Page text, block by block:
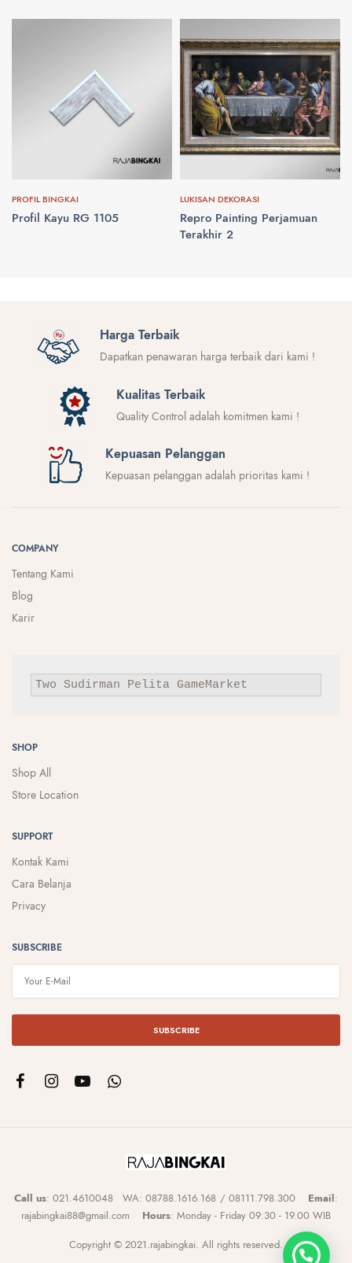
PROFIL BINGKAI
Profil Kayu RG 1105
LUKISAN DEKORASI
Repro Painting Perjamuan
Terakhir 2
Harga Terbaik
Dapatkan penawaran harga terbaik dari kami !
Kualitas Terbaik
Quality Control adalah komitmen kami !
Kepuasan Pelanggan
Kepuasan pelanggan adalah prioritas kami !
COMPANY
Tentang Kami
Blog
Karir
Two Sudirman Pelita GameMarket
SHOP
Shop All
Store Location
SUPPORT
Kontak Kami
Cara Belanja
Privacy
SUBSCRIBE
SUBSCRIBE
Call us: 021.4610048 WA: 08788.1616.168 / 08111.798.300 Email:
rajabingkai88@gmail.com Hours: Monday - Friday 09:30 - 19.00 WIB
Copyright © 2021.rajabingkai. All rights reserved.